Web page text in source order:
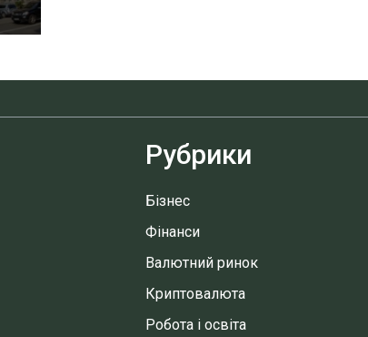
Рубрики
Бізнес
Фінанси
Валютний ринок
Криптовалюта
Робота і освіта